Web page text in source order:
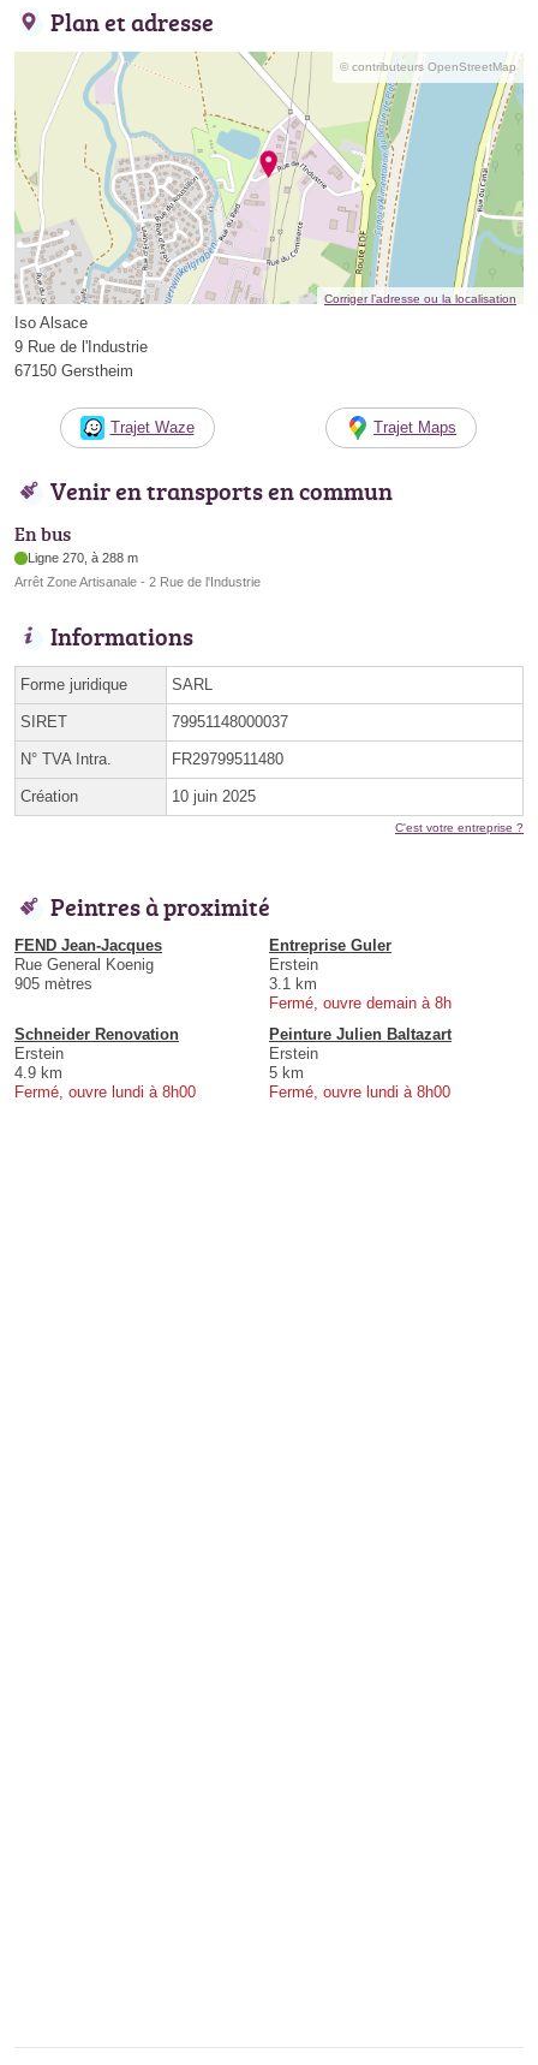
Plan et adresse
© contributeurs OpenStreetMap
Corriger l’adresse ou la localisation
Iso Alsace
9 Rue de l'Industrie
67150 Gerstheim
Trajet Waze Trajet Maps
Venir en transports en commun
En bus
Ligne 270, à 288 m
Arrêt Zone Artisanale - 2 Rue de l'Industrie
Informations
Forme juridique SARL
SIRET 79951148000037
N° TVA Intra. FR29799511480
Création 10 juin 2025
C'est votre entreprise ?
Peintres à proximité
FEND Jean-Jacques
Rue General Koenig
905 mètres
Entreprise Guler
Erstein
3.1 km
Fermé, ouvre demain à 8h
Schneider Renovation
Erstein
4.9 km
Fermé, ouvre lundi à 8h00
Peinture Julien Baltazart
Erstein
5 km
Fermé, ouvre lundi à 8h00